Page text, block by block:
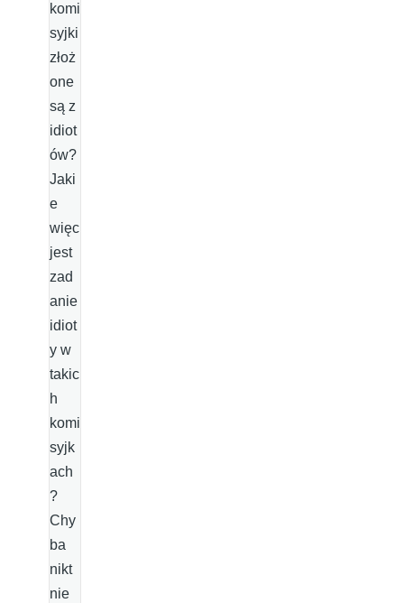
komi
syjki
złoż
one
są z
idiot
ów?
Jaki
e
więc
jest
zad
anie
idiot
y w
takic
h
komi
syjk
ach
?
Chy
ba
nikt
nie